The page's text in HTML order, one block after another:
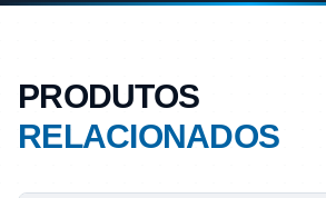
PRODUTOS
RELACIONADOS